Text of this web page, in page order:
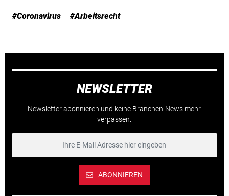
#Coronavirus #Arbeitsrecht
NEWSLETTER
Newsletter abonnieren und keine Branchen-News mehr
verpassen.
ABONNIEREN